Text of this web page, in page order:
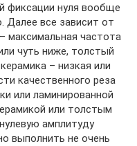
фиксации нуля вообще
Далее все зависит от
максимальная частота
чуть ниже, толстый
– низкая или
качественного реза
или ламинированной
или толстым
амплитуду
выполнить не очень